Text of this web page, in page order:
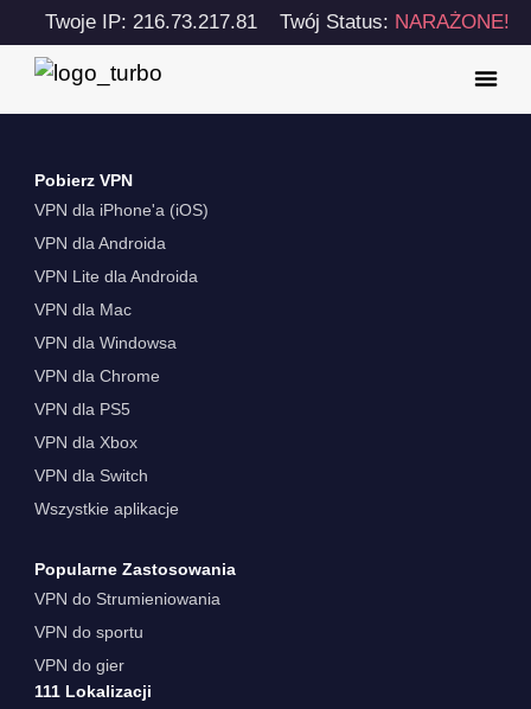
Twoje IP: 216.73.217.81 Twój Status: NARAŻONE!
Pobierz VPN
VPN dla iPhone'a (iOS)
VPN dla Androida
VPN Lite dla Androida
VPN dla Mac
VPN dla Windowsa
VPN dla Chrome
VPN dla PS5
VPN dla Xbox
VPN dla Switch
Wszystkie aplikacje
Popularne Zastosowania
VPN do Strumieniowania
VPN do sportu
VPN do gier
111 Lokalizacji